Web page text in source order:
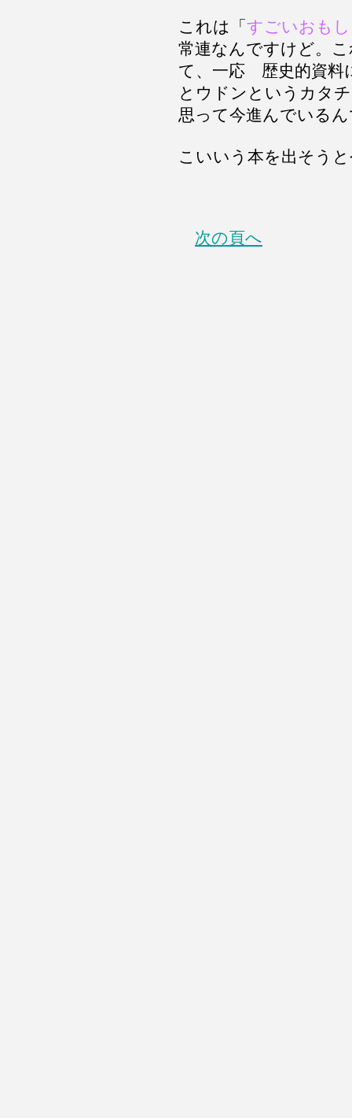
これは「 すごいおも
常連なんですけど。
て、一応 歴史的資料
とウドンというカタ
思って今進んでいる
こいいう本を出そう
次の頁へ